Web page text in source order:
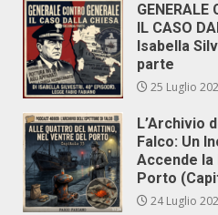
GENERALE
IL CASO
Isabella
parte
25 Luglio
L’Archivio
Falco: Un
Accende
Porto
24 Luglio